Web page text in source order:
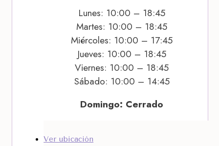
Lunes: 10:00 – 18:45
Martes: 10:00 – 18:45
Miércoles: 10:00 – 17:45
Jueves: 10:00 – 18:45
Viernes: 10:00 – 18:45
Sábado: 10:00 – 14:45
Domingo: Cerrado
Ver ubicación